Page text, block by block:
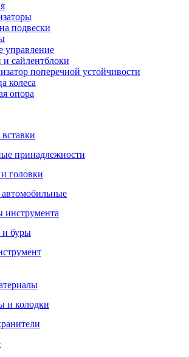
подвески
управление
сайлентблоки
поперечной устойчивости
колеса
опора
принадлежности
головки
инструмента
и буры
и колодки